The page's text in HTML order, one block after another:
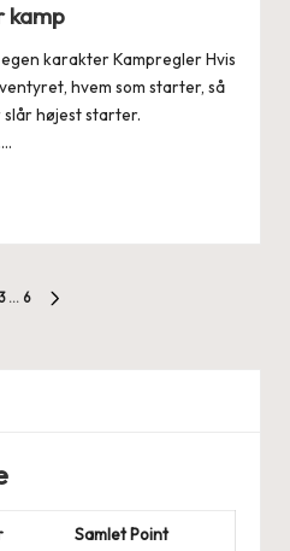
kamp
karakter Kampregler Hvis
hvem som starter, så
slår højest starter.
3 … 6
Samlet Point